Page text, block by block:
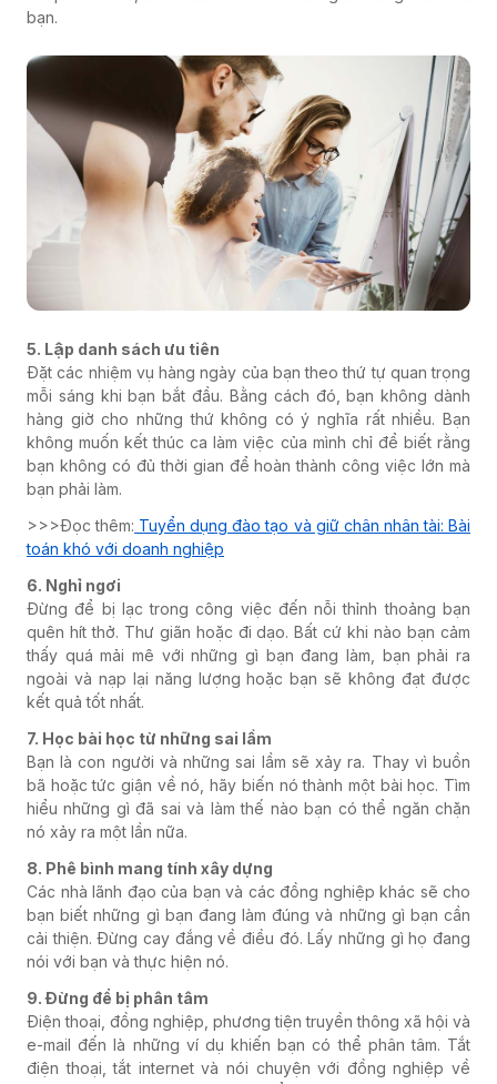
bạn.
5. Lập danh sách ưu tiên
Đặt các nhiệm vụ hàng ngày của bạn theo thứ tự quan trọng
mỗi sáng khi bạn bắt đầu. Bằng cách đó, bạn không dành
hàng giờ cho những thứ không có ý nghĩa rất nhiều. Bạn
không muốn kết thúc ca làm việc của mình chỉ để biết rằng
bạn không có đủ thời gian để hoàn thành công việc lớn mà
bạn phải làm.
>>>Đọc thêm: Tuyển dụng đào tạo và giữ chân nhân tài: Bài
toán khó với doanh nghiệp
6. Nghỉ ngơi
Đừng để bị lạc trong công việc đến nỗi thỉnh thoảng bạn
quên hít thở. Thư giãn hoặc đi dạo. Bất cứ khi nào bạn cảm
thấy quá mải mê với những gì bạn đang làm, bạn phải ra
ngoài và nạp lại năng lượng hoặc bạn sẽ không đạt được
kết quả tốt nhất.
7. Học bài học từ những sai lầm
Bạn là con người và những sai lầm sẽ xảy ra. Thay vì buồn
bã hoặc tức giận về nó, hãy biến nó thành một bài học. Tìm
hiểu những gì đã sai và làm thế nào bạn có thể ngăn chặn
nó xảy ra một lần nữa.
8. Phê bình mang tính xây dựng
Các nhà lãnh đạo của bạn và các đồng nghiệp khác sẽ cho
bạn biết những gì bạn đang làm đúng và những gì bạn cần
cải thiện. Đừng cay đắng về điều đó. Lấy những gì họ đang
nói với bạn và thực hiện nó.
9. Đừng để bị phân tâm
Điện thoại, đồng nghiệp, phương tiện truyền thông xã hội và
e-mail đến là những ví dụ khiến bạn có thể phân tâm. Tắt
điện thoại, tắt internet và nói chuyện với đồng nghiệp về